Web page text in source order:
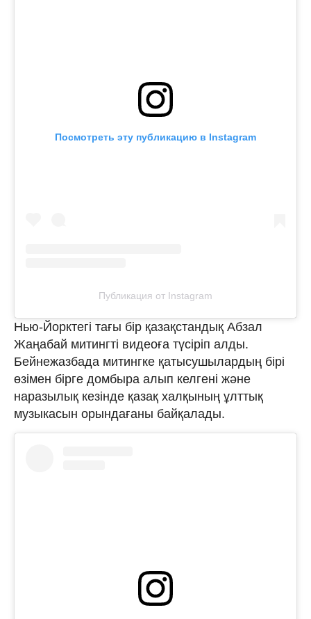
Посмотреть эту публикацию в Instagram
Публикация от Instagram
Нью-Йорктегі тағы бір қазақстандық Абзал
Жаңабай митингті видеоға түсіріп алды.
Бейнежазбада митингке қатысушылардың бірі
өзімен бірге домбыра алып келгені және
наразылық кезінде қазақ халқының ұлттық
музыкасын орындағаны байқалады.